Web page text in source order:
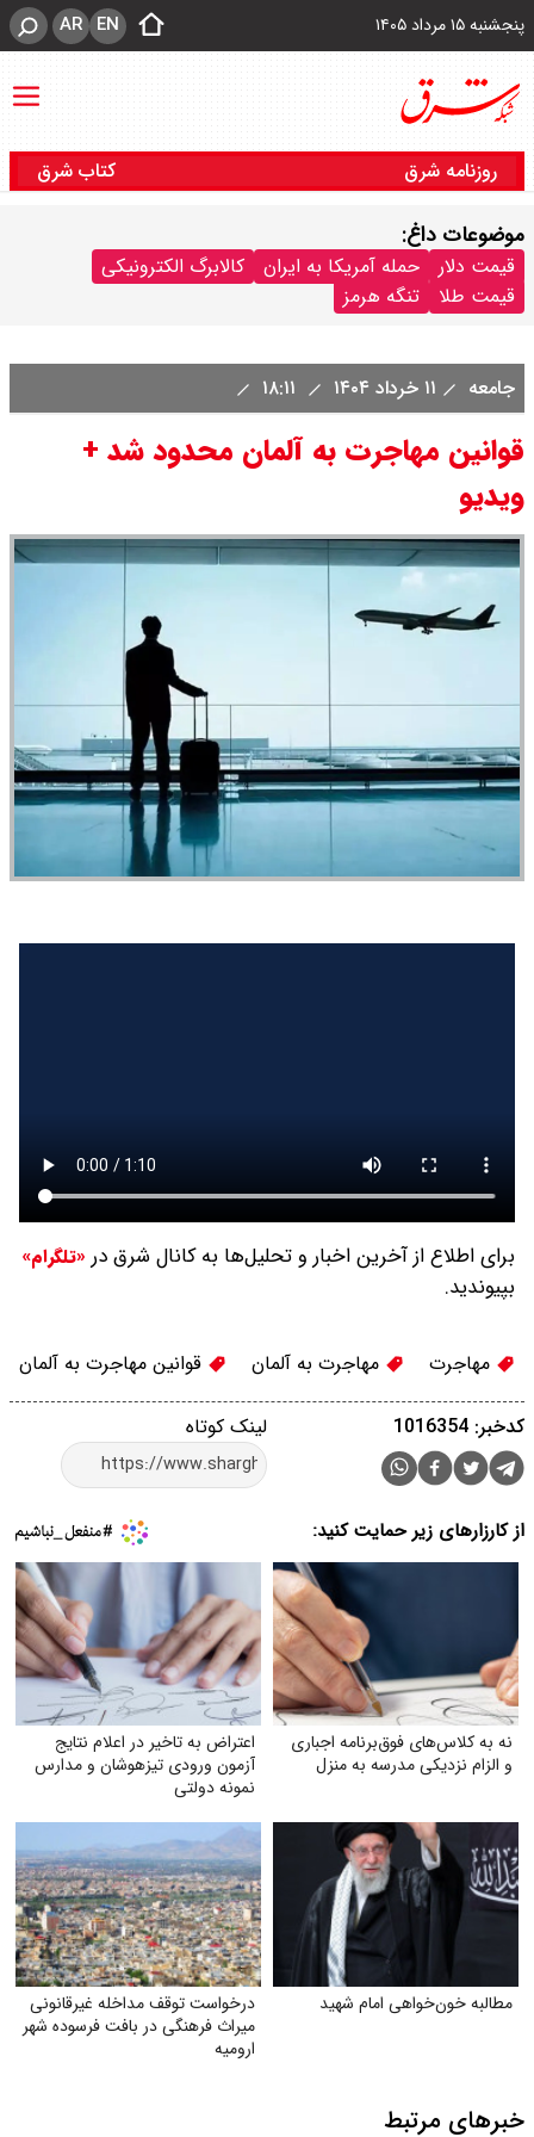
پنجشنبه ۱۵ مرداد ۱۴۰۵ EN
AR
روزنامه شرق کتاب شرق
موضوعات داغ:
قیمت دلار حمله آمریکا به ایران
کالابرگ الکترونیکی
قیمت طلا
تنگه هرمز
جامعه ۱۱ خرداد ۱۴۰۴
قوانین مهاجرت به آلمان محدود شد +
ویدیو
برای اطلاع از آخرین اخبار و تحلیل‌ها به کانال شرق در «تلگرام»
بپیوندید.
مهاجرت مهاجرت به آلمان قوانین مهاجرت به آلمان
لینک کوتاه کدخبر: 1016354
از کارزارهای زیر حمایت کنید:
نه به کلاس‌های فوق‌برنامه اجباری
و الزام نزدیکی مدرسه به منزل
اعتراض به تاخیر در اعلام نتایج
آزمون ورودی تیزهوشان و مدارس
نمونه دولتی
مطالبه خون‌خواهی امام شهید
درخواست توقف مداخله غیرقانونی
میراث فرهنگی در بافت فرسوده شهر
ارومیه
خبرهای مرتبط